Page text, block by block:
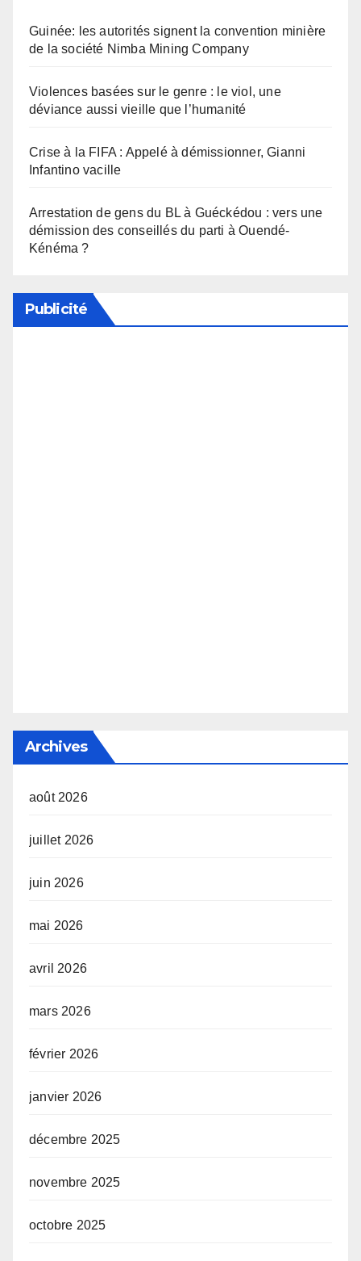
Guinée: les autorités signent la convention minière
de la société Nimba Mining Company
Violences basées sur le genre : le viol, une
déviance aussi vieille que l’humanité
Crise à la FIFA : Appelé à démissionner, Gianni
Infantino vacille
Arrestation de gens du BL à Guéckédou : vers une
démission des conseillés du parti à Ouendé-
Kénéma ?
Publicité
Archives
août 2026
juillet 2026
juin 2026
mai 2026
avril 2026
mars 2026
février 2026
janvier 2026
décembre 2025
novembre 2025
octobre 2025